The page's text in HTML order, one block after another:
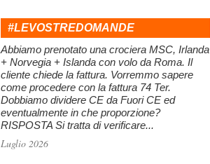
#LEVOSTREDOMANDE
Abbiamo prenotato una crociera MSC, Irlanda
+ Norvegia + Islanda con volo da Roma. Il
cliente chiede la fattura. Vorremmo sapere
come procedere con la fattura 74 Ter.
Dobbiamo dividere CE da Fuori CE ed
eventualmente in che proporzione?
RISPOSTA Si tratta di verificare...
Luglio 2026